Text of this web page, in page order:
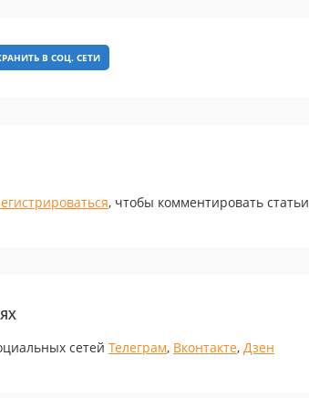
В СОЦ. СЕТИ
, чтобы комментировать статьи
сетей Телеграм, Вконтакте, Дзен